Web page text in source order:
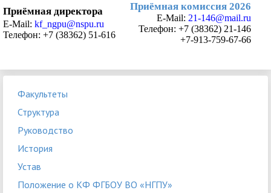
Приёмная директора
E-Mail: kf_ngpu@nspu.ru
Телефон: +7 (38362) 51-616
Приёмная комиссия 2026
E-Mail: 21-146@mail.ru
Телефон: +7 (38362) 21-146
+7-913-759-67-66
Факультеты
Структура
Руководство
История
Устав
Положение о КФ ФГБОУ ВО «НГПУ»